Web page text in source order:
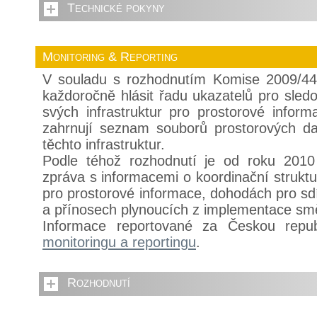
Technické pokyny
Monitoring & Reporting
V souladu s rozhodnutím Komise 2009/
každoročně hlásit řadu ukazatelů pro
svých infrastruktur pro prostorové
zahrnují seznam souborů prostorových
těchto infrastruktur.
Podle téhož rozhodnutí je od roku
zpráva s informacemi o koordinační
pro prostorové informace, dohodách pro
a přínosech plynoucích z implementace
Informace reportované za Českou
monitoringu a reportingu.
Rozhodnutí